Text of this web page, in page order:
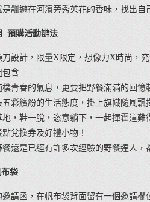
飄遊在河濱旁秀英花的香味，找出
預購活動辦法
刀設計，限量X限定，想像力X時尚，
包含
樸青春的氣息，更要把野餐滿滿的回憶
五彩繽紛的生活態度，掛上旗幟隨風飄
地，鞋一脫，恣意躺下，一起揮霍這難
兌換券及好禮小物！
還是已經有許多次經驗的野餐達人
餐帆布袋
請函，在帆布袋背面留有一個邀請